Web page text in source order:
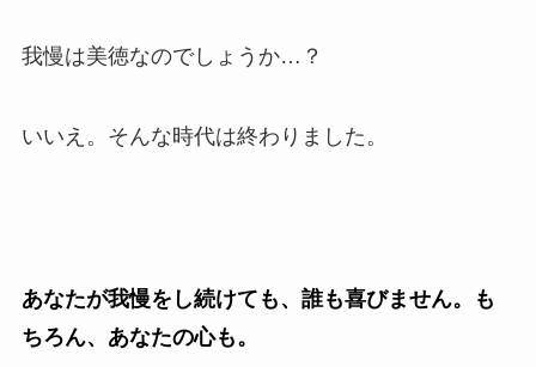
我慢は美徳なのでしょうか…？
いいえ。そんな時代は終わりました。
あなたが我慢をし続けても、誰も喜びません。も
ちろん、あなたの心も。